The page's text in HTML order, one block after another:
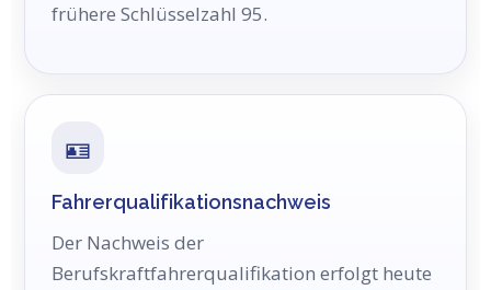
frühere Schlüsselzahl 95.
🪪
Fahrerqualifikationsnachweis
Der Nachweis der
Berufskraftfahrerqualifikation erfolgt heute